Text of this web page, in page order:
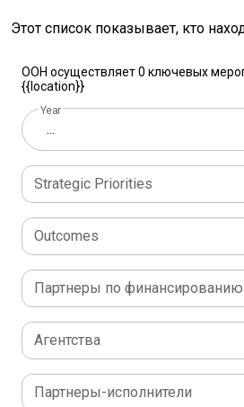
Этот список показывает, кто
ООН осуществляет 0 ключевых
{{location}}
Year
...
Strategic Priorities
Outcomes
Партнеры по финансированию
Агентства
Партнеры-исполнители